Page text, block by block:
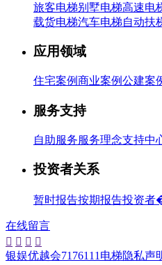
旅客电梯别墅电梯高速电
载货电梯汽车电梯自动扶
应用领域
住宅案例商业案例公建案
服务支持
自助服务服务理念支持中
投资者关系
暂时报告按期报告投资者
在线留言
   
银娱优越会7176111电梯隐私声